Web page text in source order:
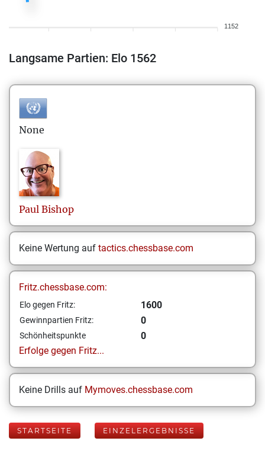
1152
Langsame Partien: Elo 1562
None
Paul Bishop
Keine Wertung auf tactics.chessbase.com
Fritz.chessbase.com:
Elo gegen Fritz: 1600
Gewinnpartien Fritz: 0
Schönheitspunkte
0
Erfolge gegen Fritz...
Keine Drills auf Mymoves.chessbase.com
STARTSEITE EINZELERGEBNISSE